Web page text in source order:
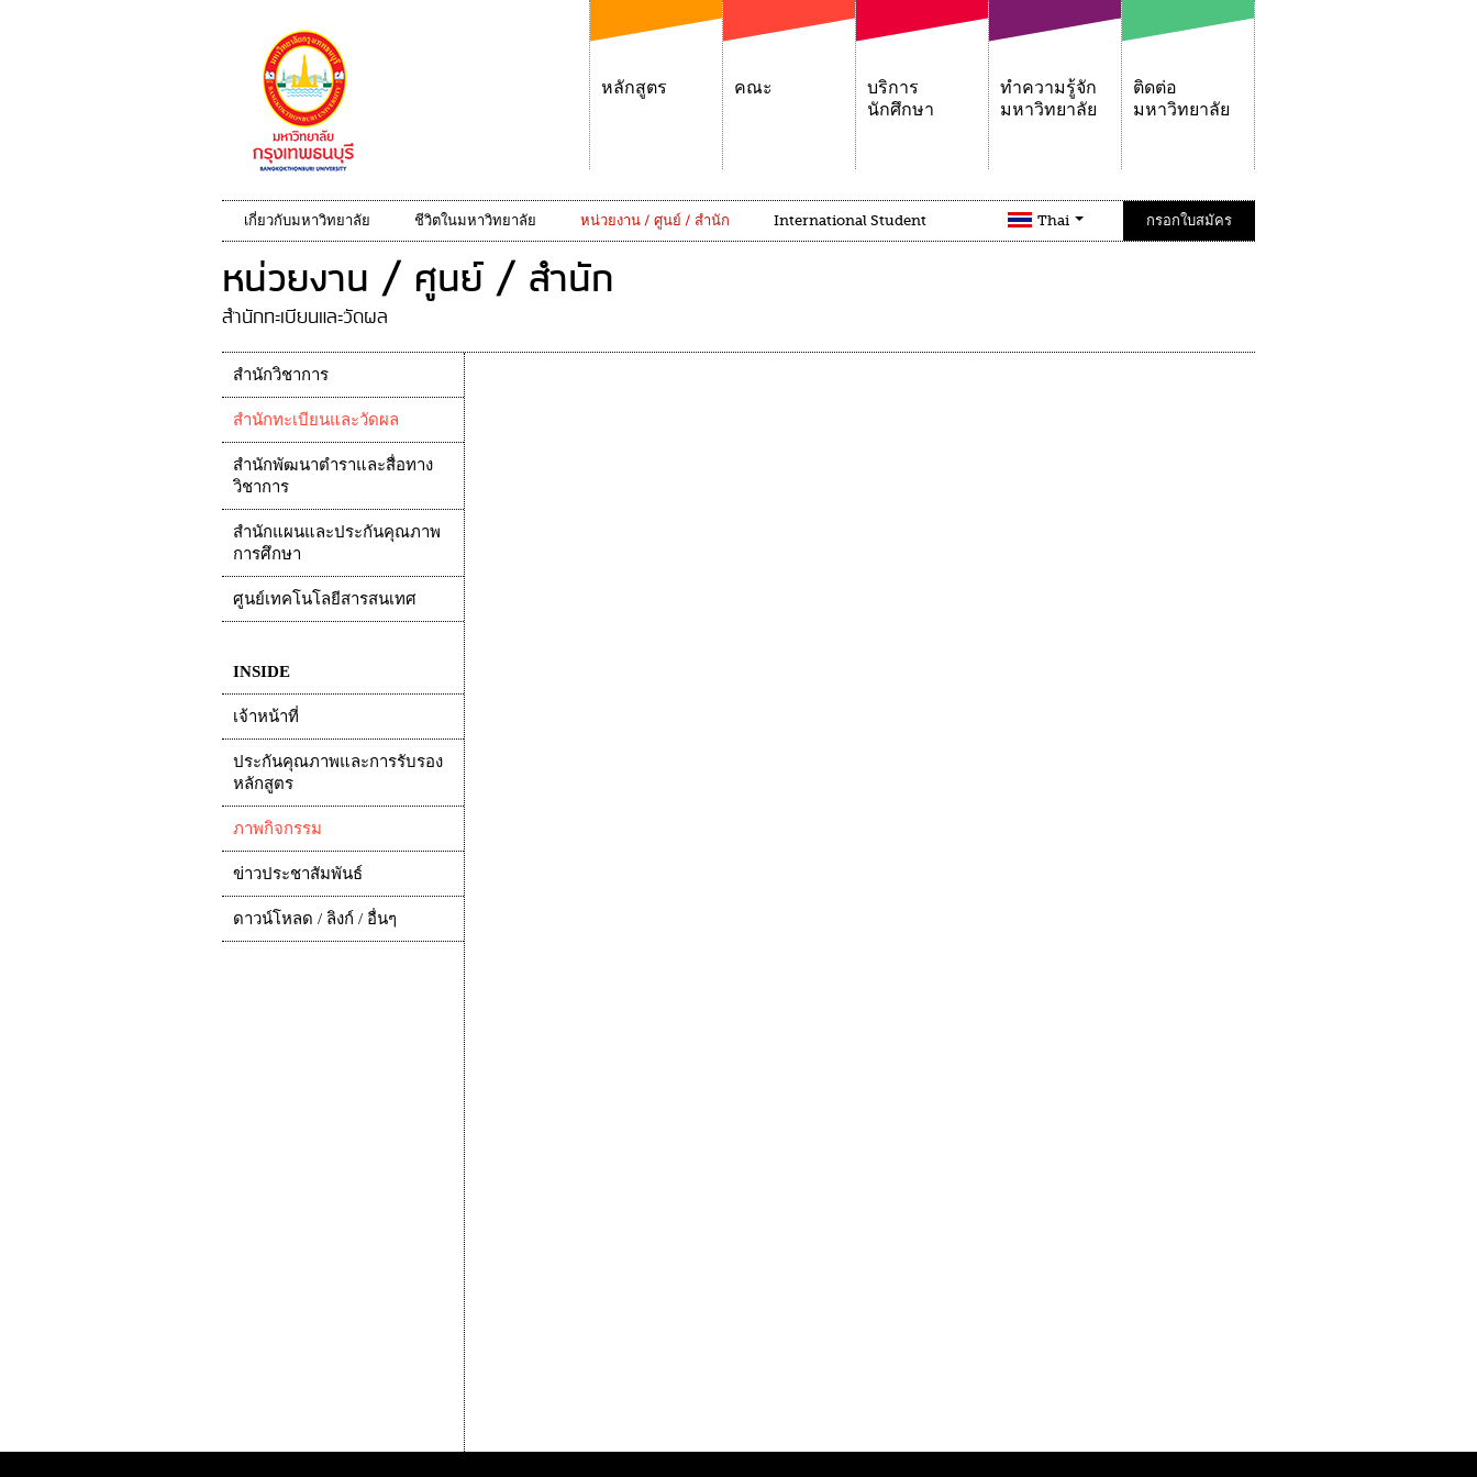
หลักสูตร คณะ
บริการ
นักศึกษา
ทำความรู้จัก
มหาวิทยาลัย
ติดต่อ
มหาวิทยาลัย
เกี่ยวกับมหาวิทยาลัย ชีวิตในมหาวิทยาลัย หน่วยงาน / ศูนย์ / สำนัก International Student Thai กรอกใบสมัคร
หน่วยงาน / ศูนย์ / สำนัก
สำนักทะเบียนและวัดผล
สำนักวิชาการ
สำนักทะเบียนและวัดผล
สำนักพัฒนาตำราและสื่อทาง
วิชาการ
สำนักแผนและประกันคุณภาพ
การศึกษา
ศูนย์เทคโนโลยีสารสนเทศ
INSIDE
เจ้าหน้าที่
ประกันคุณภาพและการรับรอง
หลักสูตร
ภาพกิจกรรม
ข่าวประชาสัมพันธ์
ดาวน์โหลด / ลิงก์ / อื่นๆ